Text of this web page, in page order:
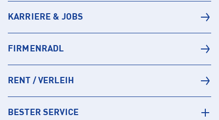
KARRIERE & JOBS
FIRMENRADL
RENT / VERLEIH
BESTER SERVICE